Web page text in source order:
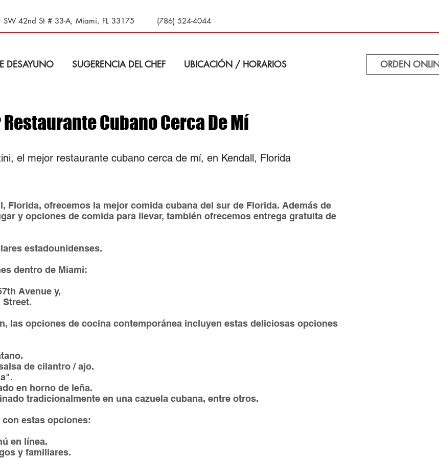
SW 42nd St # 33-A, Miami, FL 33175 (786) 524-4044
DESAYUNO SUGERENCIA DEL CHEF UBICACIÓN / HORARIOS ORDEN
Restaurante Cubano Cerca De Mí
el mejor restaurante cubano cerca de mí, en Kendall, Florida
Florida, ofrecemos la mejor comida cubana del sur de Florida. Además de
y opciones de comida para llevar, también ofrecemos entrega gratuita de
estadounidenses.
dentro de Miami:
Avenue y,
Street.
las opciones de cocina contemporánea incluyen estas deliciosas opciones
de cilantro / ajo.
en horno de leña.
tradicionalmente en una cazuela cubana, entre otros.
estas opciones:
en línea.
y familiares.